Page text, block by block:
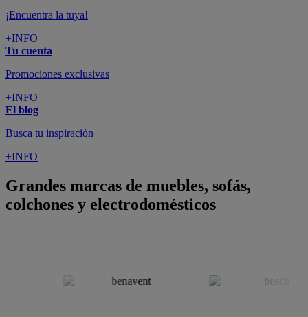
¡Encuentra la tuya!
+INFO
Tu cuenta
Promociones exclusivas
+INFO
El blog
Busca tu inspiración
+INFO
Grandes marcas de muebles, sofás,
colchones y electrodomésticos